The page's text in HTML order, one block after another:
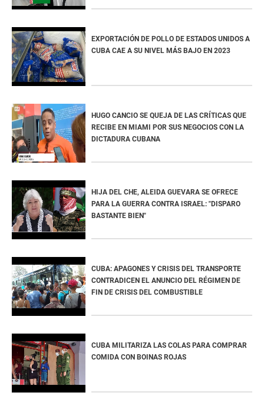
EXPORTACIÓN DE POLLO DE ESTADOS UNIDOS A
CUBA CAE A SU NIVEL MÁS BAJO EN 2023
HUGO CANCIO SE QUEJA DE LAS CRÍTICAS QUE
RECIBE EN MIAMI POR SUS NEGOCIOS CON LA
DICTADURA CUBANA
HIJA DEL CHE, ALEIDA GUEVARA SE OFRECE
PARA LA GUERRA CONTRA ISRAEL: "DISPARO
BASTANTE BIEN"
CUBA: APAGONES Y CRISIS DEL TRANSPORTE
CONTRADICEN EL ANUNCIO DEL RÉGIMEN DE
FIN DE CRISIS DEL COMBUSTIBLE
CUBA MILITARIZA LAS COLAS PARA COMPRAR
COMIDA CON BOINAS ROJAS